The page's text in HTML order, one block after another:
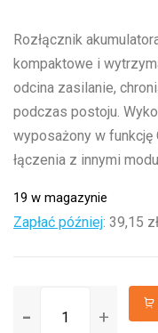
Rozłącznik
kompaktowe i
odcina zasilanie,
podczas postoju.
wyposażony w
łączenia z innymi
19 w magazynie
Zapłać później: 39,15 zł
Rozłącznik